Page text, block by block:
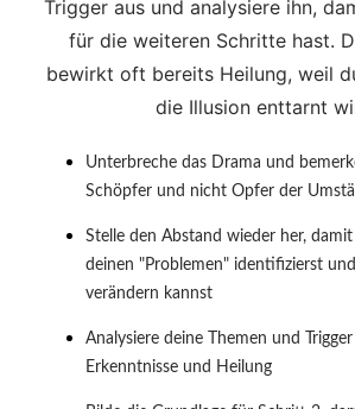
Trigger aus und analysiere ihn,
für die weiteren Schritte hast.
bewirkt oft bereits Heilung, weil
die Illusion enttarnt
Unterbreche das Drama und
Schöpfer und nicht Opfer der
Stelle den Abstand wieder her,
deinen "Problemen" identifizierst
verändern kannst
Analysiere deine Themen und
Erkenntnisse und Heilung